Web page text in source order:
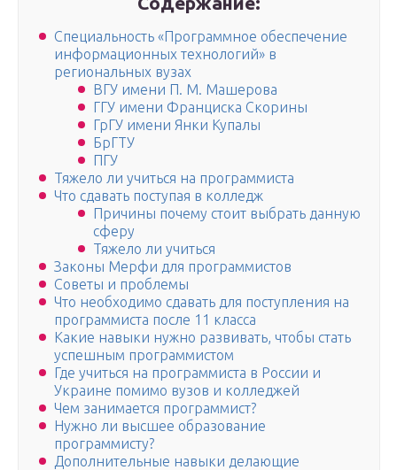
Специальность «Программное обеспечение
информационных технологий» в
региональных вузах
ВГУ имени П. М. Машерова
ГГУ имени Франциска Скорины
ГрГУ имени Янки Купалы
БрГТУ
ПГУ
Тяжело ли учиться на программиста
Что сдавать поступая в колледж
Причины почему стоит выбрать данную
сферу
Тяжело ли учиться
Законы Мерфи для программистов
Советы и проблемы
Что необходимо сдавать для поступления на
программиста после 11 класса
Какие навыки нужно развивать, чтобы стать
успешным программистом
Где учиться на программиста в России и
Украине помимо вузов и колледжей
Чем занимается программист?
Нужно ли высшее образование
программисту?
Дополнительные навыки делающие